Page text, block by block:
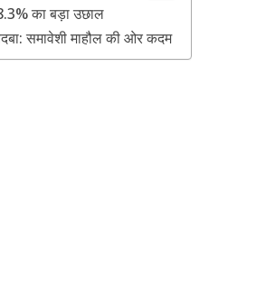
का बड़ा उछाल
समावेशी माहौल की ओर कदम